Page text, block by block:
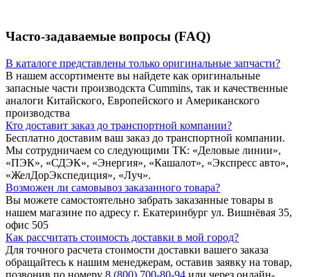
Часто-задаваемые вопросы (FAQ)
В каталоге представлены только оригинальные запчасти?
В нашем ассортименте вы найдете как оригинальные
запасные части производскта Cummins, так и качественные
аналоги Китайского, Европейского и Американского
производства
Кто доставит заказ до транспортной компании?
Бесплатно доставим ваш заказ до транспортной компании.
Мы сотрудничаем со следующими ТК: «Деловые линии»,
«ПЭК», «СДЭК», «Энергия», «Кашалот», «Экспресс авто»,
«ЖелДорЭкспедиция», «Луч».
Возможен ли самовывоз заказанного товара?
Вы можете самостоятельно забрать заказанные товары в
нашем магазине по адресу г. Екатеринбург ул. Вишнёвая 35,
офис 505
Как рассчитать стоимость доставки в мой город?
Для точного расчета стоимости доставки вашего заказа
обращайтесь к нашим менеджерам, оставив заявку на товар,
позвонив по номеру 8 (800) 700-80-94 или через онлайн-